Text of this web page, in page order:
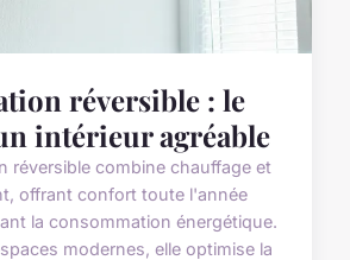
réversible : le
intérieur agréable
réversible combine chauffage et
offrant confort toute l'année
la consommation énergétique.
modernes, elle optimise la